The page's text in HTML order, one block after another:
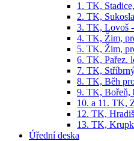
1. TK,
2. TK,
3. TK, Lovoš
4. TK, Žim,
5. TK, Žim,
6. TK, Pařez.
7. TK,
8. TK, Běh
9. TK, Bořeň,
10. a 11. TK,
12. TK,
13. TK,
Úřední deska